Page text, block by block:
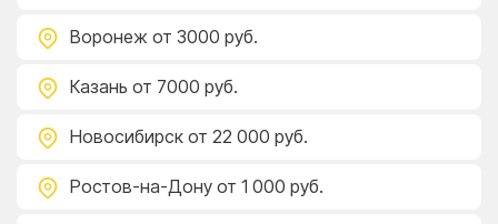
Воронеж от 3000 руб.
Казань от 7000 руб.
Новосибирск от 22 000 руб.
Ростов-на-Дону от 1 000 руб.